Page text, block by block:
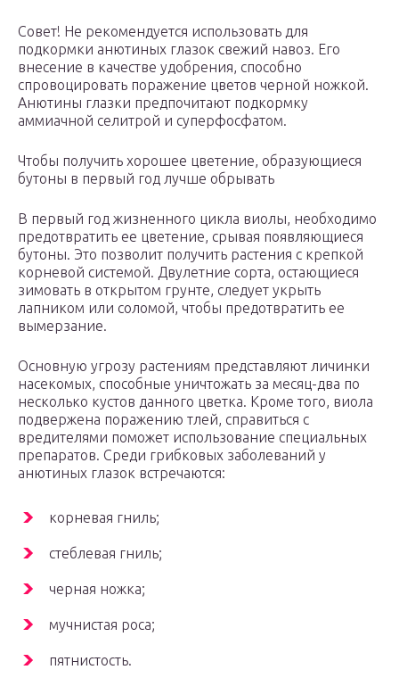
Совет! Не рекомендуется использовать для
подкормки анютиных глазок свежий навоз. Его
внесение в качестве удобрения, способно
спровоцировать поражение цветов черной ножкой.
Анютины глазки предпочитают подкормку
аммиачной селитрой и суперфосфатом.
Чтобы получить хорошее цветение, образующиеся
бутоны в первый год лучше обрывать
В первый год жизненного цикла виолы, необходимо
предотвратить ее цветение, срывая появляющиеся
бутоны. Это позволит получить растения с крепкой
корневой системой. Двулетние сорта, остающиеся
зимовать в открытом грунте, следует укрыть
лапником или соломой, чтобы предотвратить ее
вымерзание.
Основную угрозу растениям представляют личинки
насекомых, способные уничтожать за месяц-два по
несколько кустов данного цветка. Кроме того, виола
подвержена поражению тлей, справиться с
вредителями поможет использование специальных
препаратов. Среди грибковых заболеваний у
анютиных глазок встречаются:
корневая гниль;
стеблевая гниль;
черная ножка;
мучнистая роса;
пятнистость.